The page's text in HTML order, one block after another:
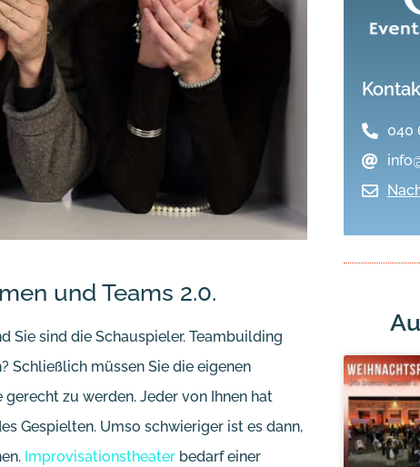
und Teams 2.0.
Sie sind die Schauspieler. Teambuilding
Schließlich müssen Sie die eigenen
zu werden. Jeder von Ihnen hat
Gespielten. Umso schwieriger ist es dann,
Improvisationstheater bedarf einer
040